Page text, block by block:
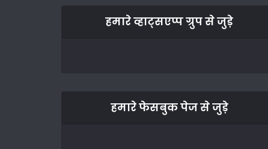
हमारे व्हाट्सएप्प ग्रुप से जुड़े
हमारे फेसबुक पेज से जुड़े